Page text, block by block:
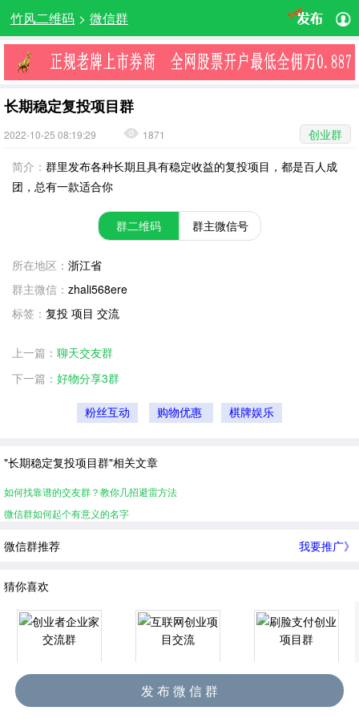
竹风二维码 > 微信群
长期稳定复投项目群
2022-10-25 08:19:29 1871
创业群
简介： 群里发布各种长期且具有稳定收益的复投项目，都是百人成
团，总有一款适合你
群二维码 群主微信号
所在地区： 浙江省
群主微信： zhali568ere
标签： 复投 项目 交流
上一篇： 聊天交友群
下一篇： 好物分享3群
粉丝互动 购物优惠 棋牌娱乐
"长期稳定复投项目群"相关文章
如何找靠谱的交友群？教你几招避雷方法
微信群如何起个有意义的名字
微信群推荐 我要推广》
猜你喜欢
创业者企业家交流群 互联网创业项目交流 刷脸支付创业项目群
发 布 微 信 群